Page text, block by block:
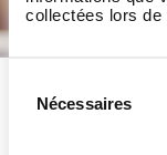
collectées lors de
Nécessaires